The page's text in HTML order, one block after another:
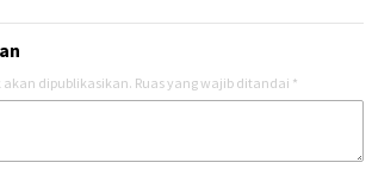
dipublikasikan. Ruas yang wajib ditandai *